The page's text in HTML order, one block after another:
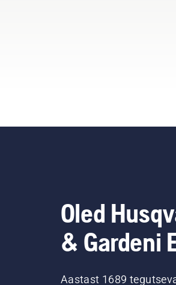
Oled
& Gardeni
Aastast 1689